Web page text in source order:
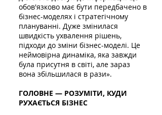
обов'язково має бути передбачено в
бізнес-моделях і стратегічному
плануванні. Дуже змінилася
швидкість ухвалення рішень,
підходи до зміни бізнес-моделі. Це
неймовірна динаміка, яка завжди
була присутня в світі, але зараз
вона збільшилася в рази».
ГОЛОВНЕ — РОЗУМІТИ, КУДИ
РУХАЄТЬСЯ БІЗНЕС